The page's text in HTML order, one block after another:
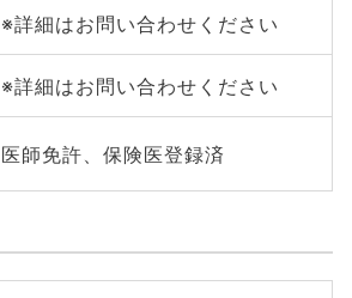
※詳細はお問い合わせください
※詳細はお問い合わせください
医師免許、保険医登録済